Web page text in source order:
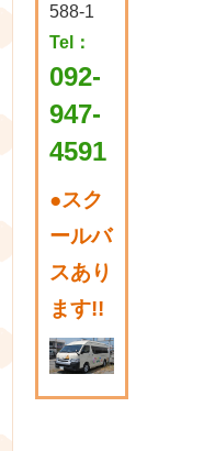
588-1
Tel：
092-
947-
4591
●スク
ールバ
スあり
ます!!